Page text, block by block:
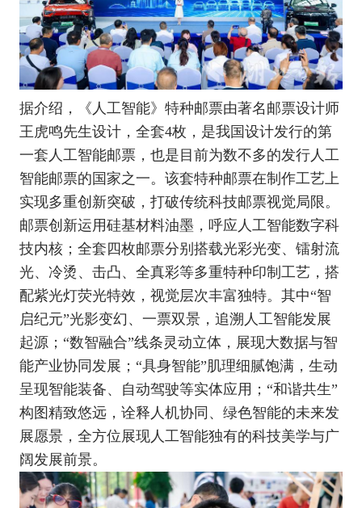
据介绍，《人工智能》特种邮票由著名邮票设计师
王虎鸣先生设计，全套4枚，是我国设计发行的第
一套人工智能邮票，也是目前为数不多的发行人工
智能邮票的国家之一。该套特种邮票在制作工艺上
实现多重创新突破，打破传统科技邮票视觉局限。
邮票创新运用硅基材料油墨，呼应人工智能数字科
技内核；全套四枚邮票分别搭载光彩光变、镭射流
光、冷烫、击凸、全真彩等多重特种印制工艺，搭
配紫光灯荧光特效，视觉层次丰富独特。其中“智
启纪元”光影变幻、一票双景，追溯人工智能发展
起源；“数智融合”线条灵动立体，展现大数据与智
能产业协同发展；“具身智能”肌理细腻饱满，生动
呈现智能装备、自动驾驶等实体应用；“和谐共生”
构图精致悠远，诠释人机协同、绿色智能的未来发
展愿景，全方位展现人工智能独有的科技美学与广
阔发展前景。